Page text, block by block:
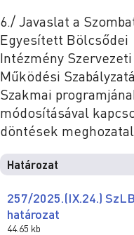
6./ Javaslat a
Egyesített Bölcsődei
Intézmény
Működési
Szakmai
módosításával
döntések
Határozat
257/2025.(IX.24.)
határozat
44.65 kb